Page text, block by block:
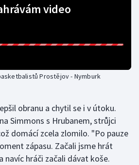
video
Prostějov - Nymburk
obranu a chytil se i v útoku.
Simmons s Hrubanem, strůjci
domácí zcela zlomilo. "Po pauze
zápasu. Začali jsme hrát
navíc hráči začali dávat koše.